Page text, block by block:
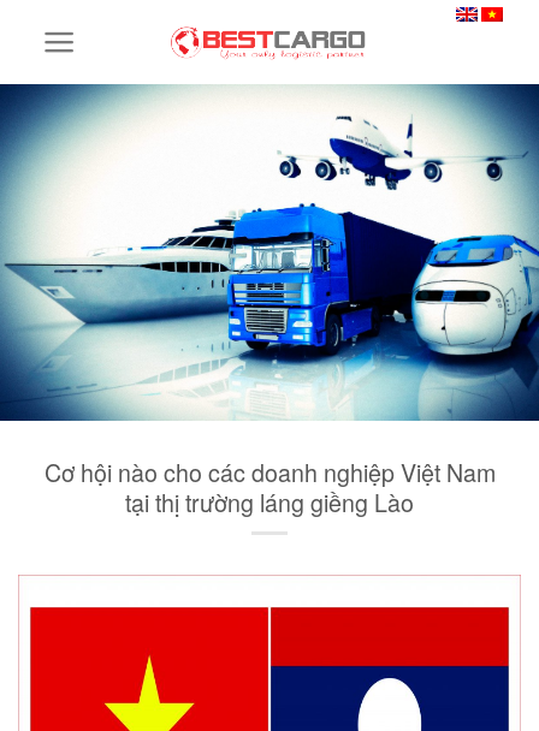
Cơ hội nào cho các doanh nghiệp Việt Nam
tại thị trường láng giềng Lào